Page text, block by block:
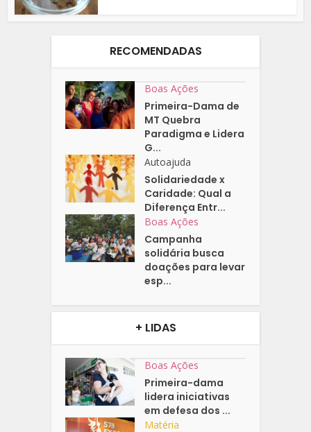
RECOMENDADAS
Boas Ações
Primeira-Dama de
MT Quebra
Paradigma e Lidera
G...
Autoajuda
Solidariedade x
Caridade: Qual a
Diferença Entr...
Boas Ações
Campanha
solidária busca
doações para levar
esp...
+ LIDAS
Boas Ações
Primeira-dama
lidera iniciativas
em defesa dos ...
Matéria